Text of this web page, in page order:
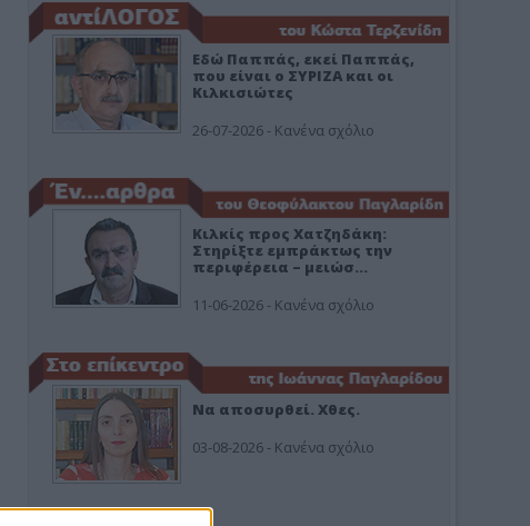
Εδώ Παππάς, εκεί Παππάς,
που είναι ο ΣΥΡΙΖΑ και οι
Κιλκισιώτες
26-07-2026 - Κανένα σχόλιο
Κιλκίς προς Χατζηδάκη:
Στηρίξτε εμπράκτως την
περιφέρεια – μειώσ…
11-06-2026 - Κανένα σχόλιο
Να αποσυρθεί. Χθες.
03-08-2026 - Κανένα σχόλιο